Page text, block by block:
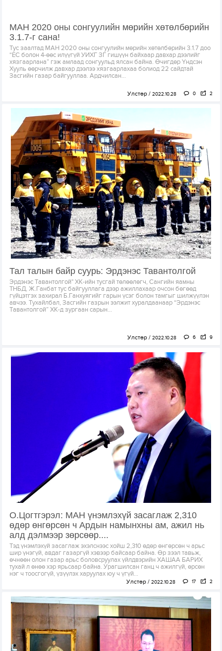
МАН 2020 оны сонгуулийн мөрийн хөтөлбөрийн
3.1.7-г сана!
Тус заалтад МАН 2020 оны сонгуулийн мөрийн хөтөлбөрийн 3.1.7 доо
“ЕС болон 4-өөс илүүгүй УИХГ ЗГ гишүүн байхаар давхар дээлийг
хязгаарлана” гэж амлаад сонгуульд ялсан байна. Өчигдөр Үндсэн
Хууль өөрчилж давхар дээлээ хязгаарлахаа болиод 22 сайдтай
Засгийн газар байгууллаа. Ардчилсан...
Улстөр 2022.10.28 0 2
Тал талын байр суурь: Эрдэнэс Тавантолгой
Эрдэнэс Тавантолгой" ХК-ийн тусгай төлөөлөгч, Сангийн яамны
ТНБД, Ж.Ганбат тус байгууллага дээр ажиллахаар очсон бөгөөд
гүйцэтгэх захирал Б.Ганхуягийг гарын үсэг болон тамгыг шилжүүлэн
авчээ. Тухайлбал, Засгийн газрын ээлжит хуралдаанаар “Эрдэнэс
Тавантолгой” ХК-д зургаан сарын...
Улстөр 2022.10.28 6 9
О.Цогтгэрэл: МАН үнэмлэхүй засаглаж 2,310
өдөр өнгөрсөн ч Ардын намынхны ам, ажил нь
алд дэлмээр зөрсөөр....
Тэд үнэмлэхүй засаглаж эхэлснээс хойш 2,310 өдөр өнгөрсөн ч арьс
шир үнэгүй, авдаг газаргүй хэвээр байсаар байна. Өр зээл тавьж,
өчнөөн олон газар арьс боловсруулах үйлдвэрийн ХАШАА БАРИХ
тухай л өнөө хэр ярьсаар байна. Урагшилсан ганц ч ажилгүй, өрсөн
нэг ч тоосгогүй, үзүүлэх харуулах юу ч үгүй...
Улстөр 2022.10.28 17 2